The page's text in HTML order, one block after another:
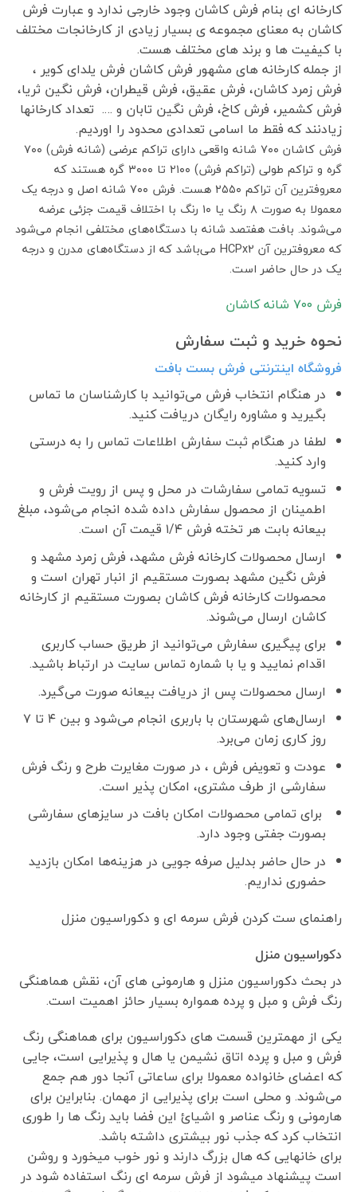
کارخانه ای بنام فرش کاشان وجود خارجی ندارد و عبارت فرش
کاشان به معنای مجموعه ی بسیار زیادی از کارخانجات مختلف
با کیفیت ها و برند های مختلف هست.
از جمله کارخانه های مشهور فرش کاشان فرش یلدای کویر ،
فرش زمرد کاشان، فرش عقیق، فرش قیطران، فرش نگین ثریا،
فرش کشمیر، فرش کاخ، فرش نگین تابان و …. تعداد کارخانها
زیادنند که فقط ما اسامی تعدادی محدود را اوردیم.
فرش کاشان ۷۰۰ شانه واقعی دارای تراکم عرضی (شانه فرش) ۷۰۰
گره و تراکم طولی (تراکم فرش) ۲۱۰۰ تا ۳۰۰۰ گره هستند که
معروفترین آن تراکم ۲۵۵۰ هست. فرش ۷۰۰ شانه اصل و درجه یک
معمولا به صورت ۸ رنگ یا ۱۰ رنگ با اختلاف قیمت جزئی عرضه
می‌شوند. بافت هفتصد شانه با دستگاه‌های مختلفی انجام می‌شود
که معروفترین آن HCPx2 می‌باشد که از دستگاه‌های مدرن و درجه
یک در حال حاضر است.
فرش ٧٠٠ شانه کاشان
نحوه خرید و ثبت سفارش
فروشگاه اینترنتی فرش بست بافت
در هنگام انتخاب فرش می‌توانید با کارشناسان ما تماس
بگیرید و مشاوره رایگان دریافت کنید.
لطفا در هنگام ثبت سفارش اطلاعات تماس را به درستی
وارد کنید.
تسویه تمامی سفارشات در محل و پس از رویت فرش و
اطمینان از محصول سفارش داده شده انجام می‌شود، مبلغ
بیعانه بابت هر تخته فرش ۱/۴ قیمت آن است.
ارسال محصولات کارخانه فرش مشهد، فرش زمرد مشهد و
فرش نگین مشهد بصورت مستقیم از انبار تهران است و
محصولات کارخانه فرش کاشان بصورت مستقیم از کارخانه
کاشان ارسال می‌شوند.
برای پیگیری سفارش می‌توانید از طریق حساب کاربری
اقدام نمایید و یا با شماره تماس سایت در ارتباط باشید.
ارسال محصولات پس از دریافت بیعانه صورت می‌گیرد.
ارسال‌های شهرستان با باربری انجام می‌شود و بین ۴ تا ۷
روز کاری زمان می‌برد.
عودت و تعویض فرش ، در صورت مغایرت طرح و رنگ فرش
سفارشی از طرف مشتری، امکان پذیر است.
برای تمامی محصولات امکان بافت در سایزهای سفارشی
بصورت جفتی وجود دارد.
در حال حاضر بدلیل صرفه جویی در هزینه‌ها امکان بازدید
حضوری نداریم.
راهنمای ست کردن فرش سرمه ای و دکوراسیون منزل
دکوراسیون منزل
در بحث دکوراسیون منزل و هارمونی های آن، نقش هماهنگی
رنگ فرش و مبل و پرده همواره بسیار حائز اهمیت است.
یکی از مهمترین قسمت های دکوراسیون برای هماهنگی رنگ
فرش و مبل و پرده اتاق نشیمن یا هال و پذیرایی است، جایی
که اعضای خانواده معمولا برای ساعاتی آنجا دور هم جمع
می‌شوند. و محلی است برای پذیرایی از مهمان. بنابراین برای
هارمونی و رنگ عناصر و اشیائ این فضا باید رنگ ها را طوری
انتخاب کرد که جذب نور بیشتری داشته باشد.
برای خانهایی که هال بزرگ دارند و نور خوب میخورد و روشن
است پیشنهاد میشود از فرش سرمه ای رنگ استفاده شود در